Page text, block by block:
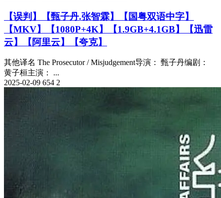
【误判】【甄子丹.张智霖】【国粤双语中字】
【MKV】【1080P+4K】【1.9GB+4.1GB】【迅雷
云】【阿里云】【夸克】
其他译名 The Prosecutor / Misjudgement导演： 甄子丹编剧：
黄子桓主演： ...
2025-02-09 654 2